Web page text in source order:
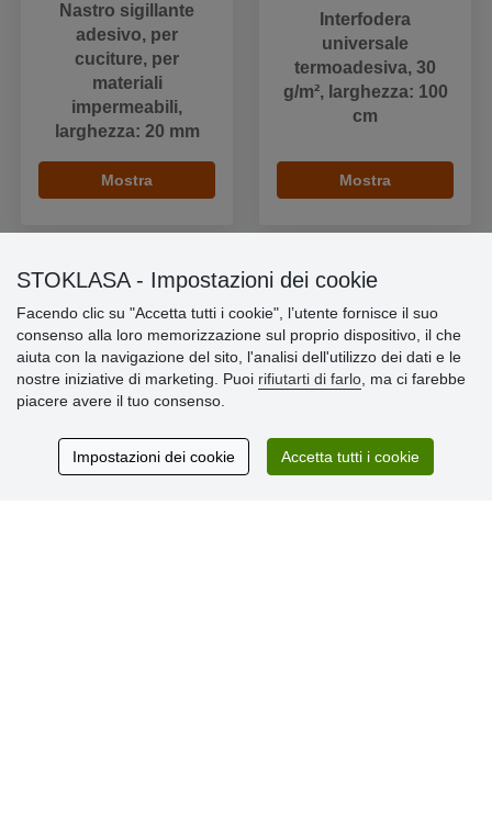
Nastro sigillante
adesivo, per
cuciture, per
materiali
impermeabili,
larghezza: 20 mm
Mostra
Interfodera
universale
termoadesiva, 30
g/m², larghezza: 100
cm
Mostra
Informazioni importanti
» Impostazioni dei cookie
» Termini & Condizioni
» Informativa sulla Privacy
» Garanzia e resi
» Programma fedeltà
STOKLASA - Impostazioni dei cookie
Facendo clic su "Accetta tutti i cookie", l’utente fornisce il suo
consenso alla loro memorizzazione sul proprio dispositivo, il che
aiuta con la navigazione del sito, l'analisi dell'utilizzo dei dati e le
nostre iniziative di marketing. Puoi rifiutarti di farlo , ma ci farebbe
piacere avere il tuo consenso.
Impostazioni dei cookie Accetta tutti i cookie